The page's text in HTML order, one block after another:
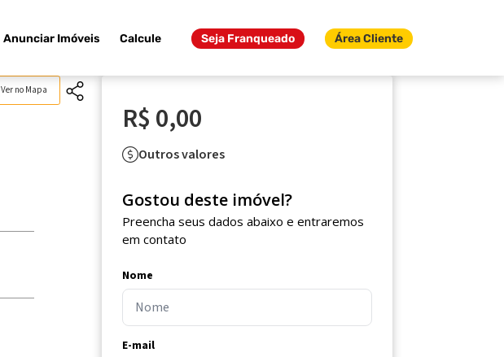
Anunciar Imóveis Calcule Seja Franqueado Área Cliente
Ver no Mapa
R$ 0,00
Outros valores
Gostou deste imóvel?
Preencha seus dados abaixo e entraremos
em contato
Nome
E-mail